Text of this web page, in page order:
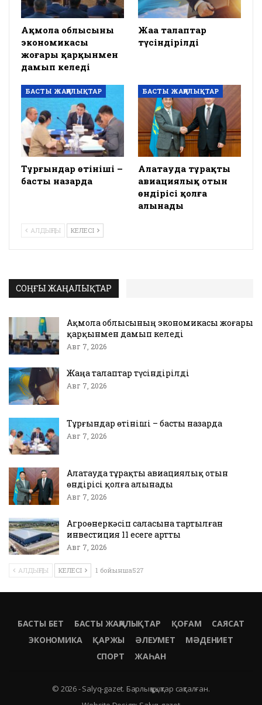
Ақмола облысының
экономикасы
жоғары қарқынмен
дамып келеді
Жаңа талаптар
түсіндірілді
БАСТЫ ЖАҢАЛЫҚТАР
Тұрғындар өтініші –
басты назарда
БАСТЫ ЖАҢАЛЫҚТАР
Алатауда тұрақты
авиациялық отын
өндірісі қолға
алынады
АЛДЫҢҒЫ КЕЛЕСІ
СОҢҒЫ ЖАҢАЛЫҚТАР
Ақмола облысының экономикасы жоғары
қарқынмен дамып келеді
Авг 7, 2026
Жаңа талаптар түсіндірілді
Авг 7, 2026
Тұрғындар өтініші – басты назарда
Авг 7, 2026
Алатауда тұрақты авиациялық отын
өндірісі қолға алынады
Авг 7, 2026
Агроөнеркәсіп саласына тартылған
инвестиция 11 есеге артты
Авг 7, 2026
АЛДЫҢҒЫ КЕЛЕСІ 1 бойынша527
БАСТЫ БЕТ БАСТЫ ЖАҢАЛЫҚТАР ҚОҒАМ
САЯСАТ
ЭКОНОМИКА
ҚАРЖЫ ӘЛЕУМЕТ
МӘДЕНИЕТ
СПОРТ
ЖАҺАН
© 2026 - Salyq-gazet. Барлық құқықтар сақталған.